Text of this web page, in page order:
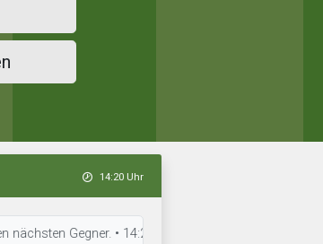
14:20 Uhr
Gegner. • 14:20 Uhr: SF Rehlingen trainiert